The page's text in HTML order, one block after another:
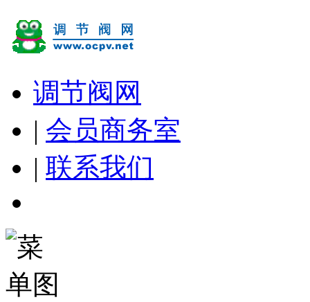
调节阀网
| 会员商务室
| 联系我们